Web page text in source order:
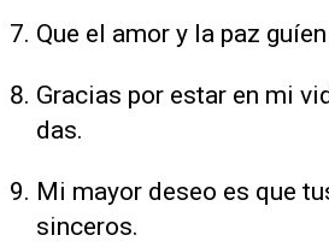
Que el amor y la paz
Gracias por estar en mi
das.
Mi mayor deseo es que
sinceros.